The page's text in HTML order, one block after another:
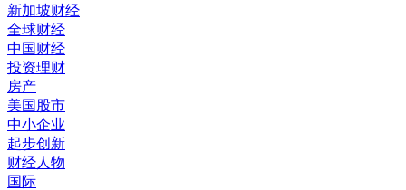
新加坡财经
全球财经
中国财经
投资理财
房产
美国股市
中小企业
起步创新
财经人物
国际